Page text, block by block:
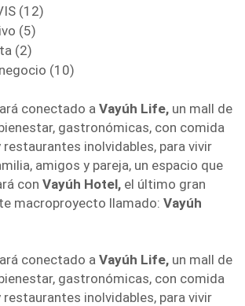
(12)
(5)
(2)
(10)
conectado a Vayúh Life, un mall de
gastronómicas, con comida
inolvidables, para vivir
amigos y pareja, un espacio que
con Vayúh Hotel, el último gran
macroproyecto llamado: Vayúh
conectado a Vayúh Life, un mall de
gastronómicas, con comida
inolvidables, para vivir